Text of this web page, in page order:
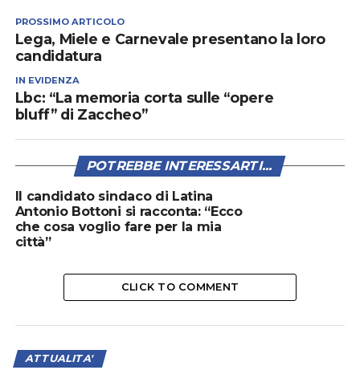
PROSSIMO ARTICOLO
Lega, Miele e Carnevale presentano la loro
candidatura
IN EVIDENZA
Lbc: “La memoria corta sulle “opere
bluff” di Zaccheo”
POTREBBE INTERESSARTI...
Il candidato sindaco di Latina
Antonio Bottoni si racconta: “Ecco
che cosa voglio fare per la mia
città”
CLICK TO COMMENT
ATTUALITA'